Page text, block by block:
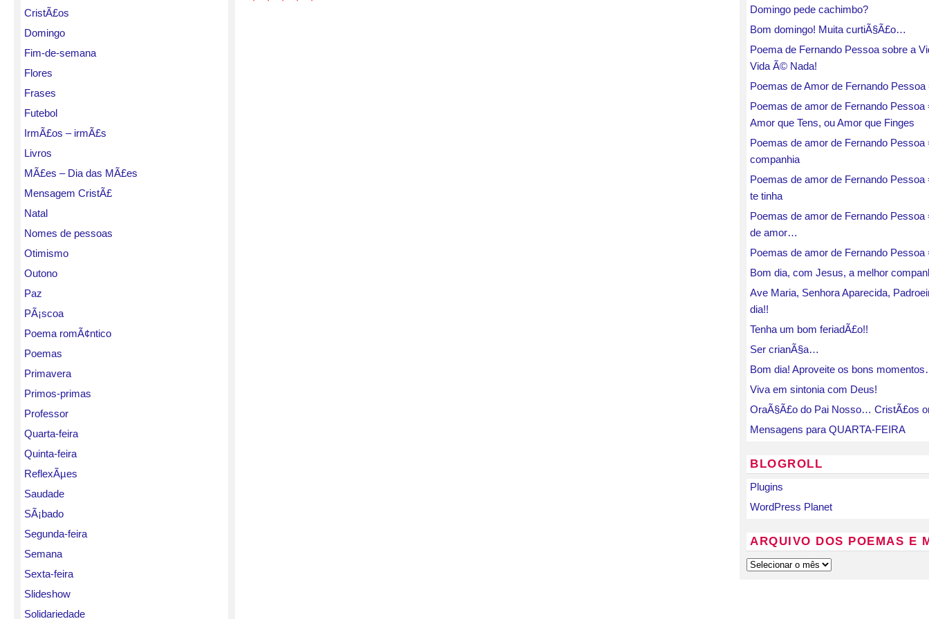
CristÃ£os
Domingo
Fim-de-semana
Flores
Frases
Futebol
IrmÃ£os – irmÃ£s
Livros
MÃ£es – Dia das MÃ£es
Mensagem CristÃ£
Natal
Nomes de pessoas
Otimismo
Outono
Paz
PÃ¡scoa
Poema romÃ¢ntico
Poemas
Primavera
Primos-primas
Professor
Quarta-feira
Quinta-feira
ReflexÃµes
Saudade
SÃ¡bado
Segunda-feira
Semana
Sexta-feira
Slideshow
Solidariedade
Domingo pede cachimbo?
Bom domingo! Muita curtiÃ§Ã£o…
Poema de Fernando Pessoa sobre a
Vida Ã© Nada!
Poemas de Amor de Fernando
Poemas de amor de Fernando
Amor que Tens, ou Amor que Finges
Poemas de amor de Fernando
companhia
Poemas de amor de Fernando Pessoa
te tinha
Poemas de amor de Fernando Pessoa
de amor…
Poemas de amor de Fernando Pessoa
Bom dia, com Jesus, a melhor
Ave Maria, Senhora Aparecida,
dia!!
Tenha um bom feriadÃ£o!!
Ser crianÃ§a…
Bom dia! Aproveite os bons
Viva em sintonia com Deus!
OraÃ§Ã£o do Pai Nosso… CristÃ£os
Mensagens para QUARTA-FEIRA
BLOGROLL
Plugins
WordPress Planet
ARQUIVO DOS POEMAS E
Arquivo